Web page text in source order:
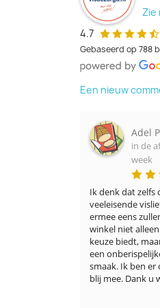
Zie
4.7
Gebaseerd op 788
Een nieuw
Adel Portner
in de afgelopen
week
Ik denk dat zelfs de meest
veeleisende visliefhebbers
ermee eens zullen zijn dat
winkel niet alleen een ruime
keuze biedt, maar vooral
een onberispelijke kwaliteit
smaak. Ik ben er ontzettend
blij mee. Dank u wel!